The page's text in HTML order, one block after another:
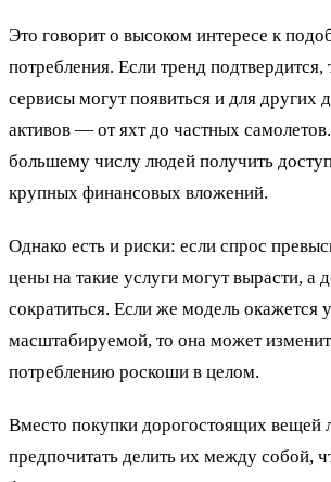
Это говорит о высоком интересе к
потребления. Если тренд
сервисы могут появиться и для других
активов — от яхт до частных
большему числу людей получить
крупных финансовых вложений.
Однако есть и риски: если спрос
цены на такие услуги могут вырасти, а
сократиться. Если же модель окажется
масштабируемой, то она может
потреблению роскоши в целом.
Вместо покупки дорогостоящих вещей
предпочитать делить их между собой,